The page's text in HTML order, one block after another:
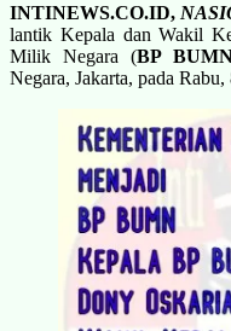
INTINEWS.CO.ID,
lantik Kepala dan Wakil
Milik Negara (BP
Negara, Jakarta, pada